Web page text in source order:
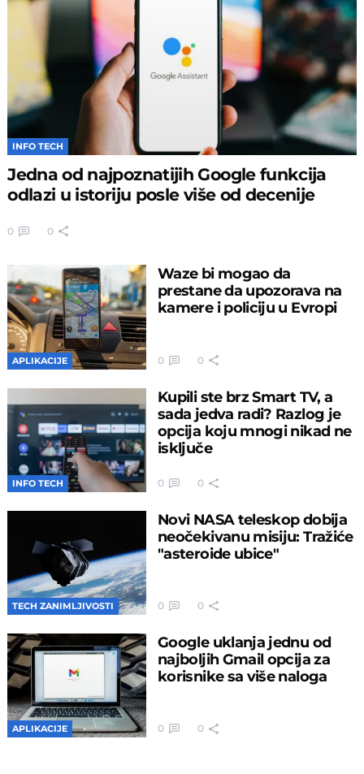
INFO TECH
Jedna od najpoznatijih Google funkcija
odlazi u istoriju posle više od decenije
0 0
APLIKACIJE
Waze bi mogao da
prestane da upozorava na
kamere i policiju u Evropi
0 0
INFO TECH
Kupili ste brz Smart TV, a
sada jedva radi? Razlog je
opcija koju mnogi nikad ne
isključe
0 0
TECH ZANIMLJIVOSTI
Novi NASA teleskop dobija
neočekivanu misiju: Tražiće
"asteroide ubice"
0 0
APLIKACIJE
Google uklanja jednu od
najboljih Gmail opcija za
korisnike sa više naloga
0 0